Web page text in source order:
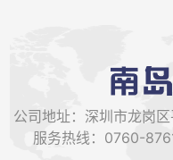
公司地址：深圳市龙岗
服务热线：0760-